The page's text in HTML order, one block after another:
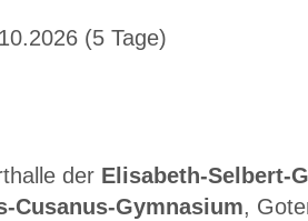
(5 Tage)
der Elisabeth-Selbert-
Cusanus-Gymnasium,